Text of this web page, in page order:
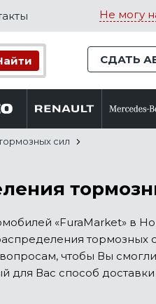
Не могу
СДАТЬ
сил
«FuraMarket» в
тормозных
чтобы Вы
Вас способ